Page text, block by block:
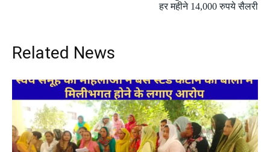
हर महीने 14,000 रुपये सैलरी
Related News